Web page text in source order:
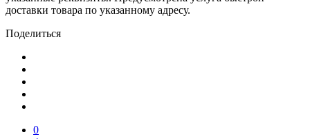
доставки товара по указанному адресу.
Поделиться
0